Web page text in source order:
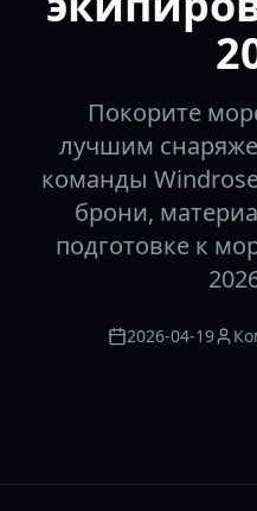
Покорите
лучшим
команды
брони,
подготовке к
2026-04-19